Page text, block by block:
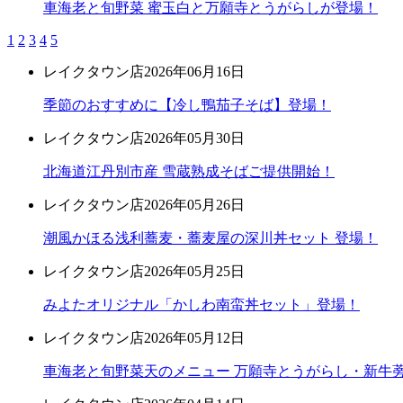
車海老と旬野菜 蜜玉白と万願寺とうがらしが登場！
1 2 3 4 5
レイクタウン店2026年06月16日
季節のおすすめに【冷し鴨茄子そば】登場！
レイクタウン店2026年05月30日
北海道江丹別市産 雪蔵熟成そばご提供開始！
レイクタウン店2026年05月26日
潮風かほる浅利蕎麦・蕎麦屋の深川丼セット 登場！
レイクタウン店2026年05月25日
みよたオリジナル「かしわ南蛮丼セット」登場！
レイクタウン店2026年05月12日
車海老と旬野菜天のメニュー 万願寺とうがらし・新牛